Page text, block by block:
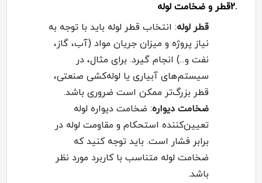
.2 قطر و ضخامت لوله
قطر لوله: انتخاب قطر لوله باید با توجه به
نیاز پروژه و میزان جریان مواد (آب، گاز،
نفت و...) انجام گیرد. برای مثال، در
سیستم‌های آبیاری یا لوله‌کشی صنعتی،
قطر بزرگ‌تر ممکن است ضروری باشد.
ضخامت دیواره: ضخامت دیواره لوله
تعیین‌کننده استحکام و مقاومت لوله در
برابر فشار است. باید توجه کنید که
ضخامت لوله متناسب با کاربرد مورد نظر
باشد.